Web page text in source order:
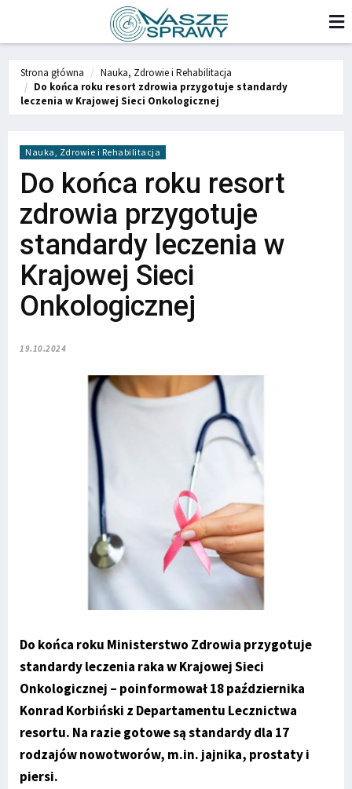
Strona główna
Nauka, Zdrowie i Rehabilitacja
Do końca roku resort zdrowia przygotuje standardy
leczenia w Krajowej Sieci Onkologicznej
Nauka, Zdrowie i Rehabilitacja
Do końca roku resort
zdrowia przygotuje
standardy leczenia w
Krajowej Sieci
Onkologicznej
19.10.2024
Do końca roku Ministerstwo Zdrowia przygotuje
standardy leczenia raka w Krajowej Sieci
Onkologicznej – poinformował 18 października
Konrad Korbiński z Departamentu Lecznictwa
resortu. Na razie gotowe są standardy dla 17
rodzajów nowotworów, m.in. jajnika, prostaty i
piersi.